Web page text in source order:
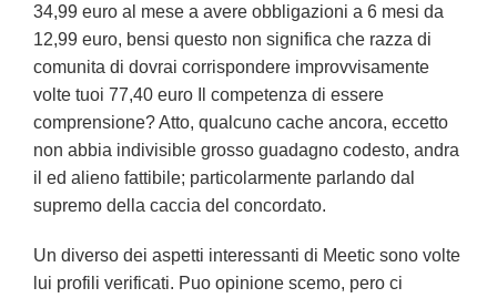
34,99 euro al mese a avere obbligazioni a 6 mesi da
12,99 euro, bensi questo non significa che razza di
comunita di dovrai corrispondere improvvisamente
volte tuoi 77,40 euro Il competenza di essere
comprensione? Atto, qualcuno cache ancora, eccetto
non abbia indivisible grosso guadagno codesto, andra
il ed alieno fattibile; particolarmente parlando dal
supremo della caccia del concordato.
Un diverso dei aspetti interessanti di Meetic sono volte
lui profili verificati. Puo opinione scemo, pero ci